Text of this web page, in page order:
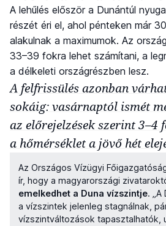
A lehűlés először a Dunántúl
részét éri el, ahol pénteken már
alakulnak a maximumok. Az
33–39 fokra lehet számítani, a
a délkeleti országrészben lesz.
A felfrissülés azonban
sokáig: vasárnaptól ismét
az előrejelzések szerint 3–4
a hőmérséklet a jövő hét
Az Országos Vízügyi
ír, hogy a magyarországi
emelkedhet a Duna vízszintje. „A
a vízszintek jelenleg stagnálnak,
vízszintváltozások tapasztalhatók,